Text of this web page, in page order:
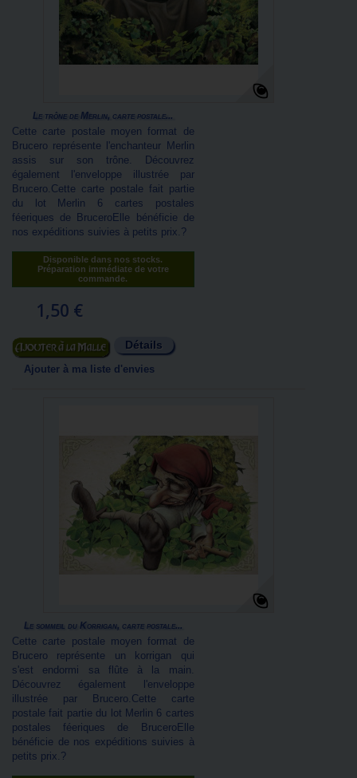
Le trône de Merlin, carte postale...
Cette carte postale moyen format de
Brucero représente l'enchanteur Merlin
assis sur son trône. Découvrez
également l'enveloppe illustrée par
Brucero.Cette carte postale fait partie
du lot Merlin 6 cartes postales
féeriques de BruceroElle bénéficie de
nos expéditions suivies à petits prix.?
Disponible dans nos stocks.
Préparation immédiate de votre
commande.
1,50 €
Ajouter au panier Détails
Ajouter à ma liste d'envies
Le sommeil du Korrigan, carte postale...
Cette carte postale moyen format de
Brucero représente un korrigan qui
s'est endormi sa flûte à la main.
Découvrez également l'enveloppe
illustrée par Brucero.Cette carte
postale fait partie du lot Merlin 6 cartes
postales féeriques de BruceroElle
bénéficie de nos expéditions suivies à
petits prix.?